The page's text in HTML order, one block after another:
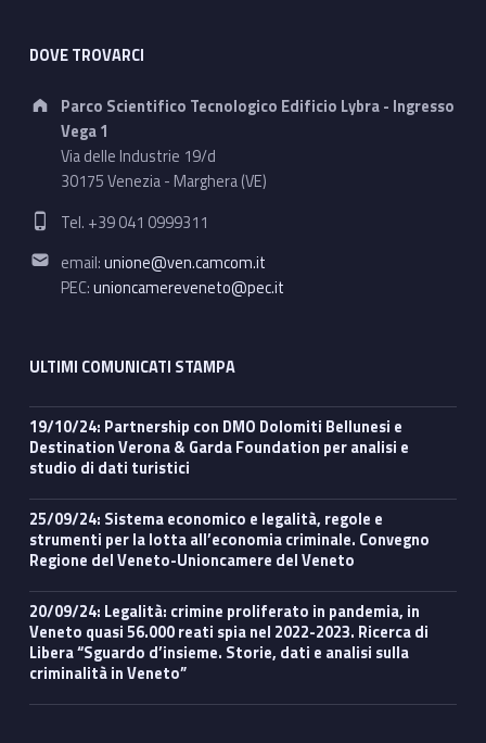
DOVE TROVARCI
Address:
Parco Scientifico Tecnologico Edificio Lybra - Ingresso
Vega 1
Via delle Industrie 19/d
30175 Venezia - Marghera (VE)
Phone number:
Tel. +39 041 0999311
Email address:
email:unione@ven.camcom.it
PEC:unioncamereveneto@pec.it
ULTIMI COMUNICATI STAMPA
19/10/24: Partnership con DMO Dolomiti Bellunesi e
Destination Verona & Garda Foundation per analisi e
studio di dati turistici
25/09/24: Sistema economico e legalità, regole e
strumenti per la lotta all’economia criminale. Convegno
Regione del Veneto-Unioncamere del Veneto
20/09/24: Legalità: crimine proliferato in pandemia, in
Veneto quasi 56.000 reati spia nel 2022-2023. Ricerca di
Libera “Sguardo d’insieme. Storie, dati e analisi sulla
criminalità in Veneto”